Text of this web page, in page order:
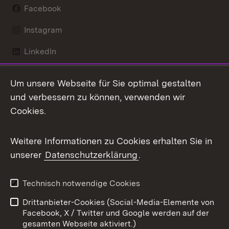
Facebook
Instagram
LinkedIn
X / Twitter
Youtube
Kontakt
Datenschutz
Barrierefreiheit
Impressum
Cookies
Um unsere Webseite für Sie optimal gestalten
und verbessern zu können, verwenden wir
Cookies.
Weitere Informationen zu Cookies erhalten Sie in
unserer Datenschutzerklärung.
Technisch notwendige Cookies
Drittanbieter-Cookies (Social-Media-Elemente von
Facebook, X / Twitter und Google werden auf der
gesamten Webseite aktiviert.)